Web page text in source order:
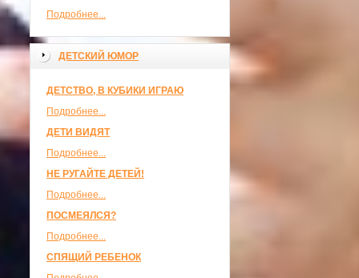
Подробнее...
ДЕТСКИЙ ЮМОР
ДЕТСТВО, В КУБИКИ ИГРАЮ
Подробнее...
ДЕТИ ВИДЯТ
Подробнее...
НЕ РУГАЙТЕ ДЕТЕЙ!
Подробнее...
ПОСМЕЯЛСЯ?
Подробнее...
СПЯЩИЙ РЕБЕНОК